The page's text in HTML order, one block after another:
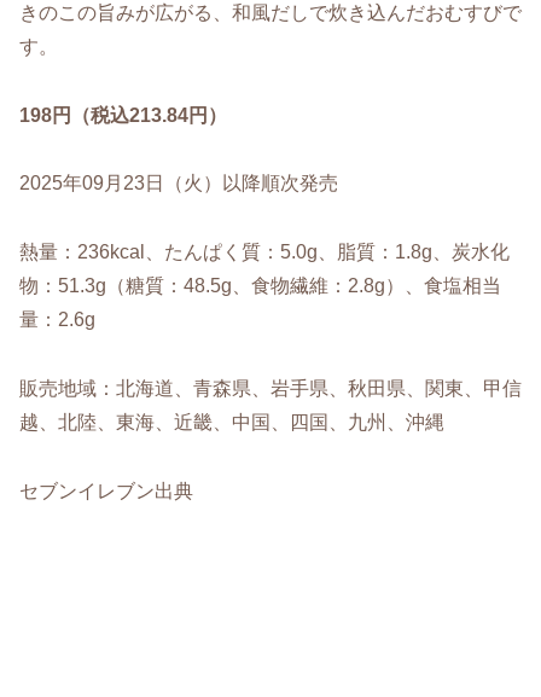
きのこの旨みが広がる、和風だしで炊き込んだおむすびで
す。
198円（税込213.84円）
2025年09月23日（火）以降順次発売
熱量：236kcal、たんぱく質：5.0g、脂質：1.8g、炭水化
物：51.3g（糖質：48.5g、食物繊維：2.8g）、食塩相当
量：2.6g
販売地域：北海道、青森県、岩手県、秋田県、関東、甲信
越、北陸、東海、近畿、中国、四国、九州、沖縄
セブンイレブン出典